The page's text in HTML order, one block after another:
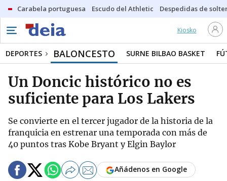
Carabela portuguesa Escudo del Athletic Despedidas de
Kiosko
DEPORTES BALONCESTO SURNE BILBAO BASKET
Un Doncic histórico no es
suficiente para Los Lakers
Se convierte en el tercer jugador de la historia de la
franquicia en estrenar una temporada con más de
40 puntos tras Kobe Bryant y Elgin Baylor
Añádenos en Google